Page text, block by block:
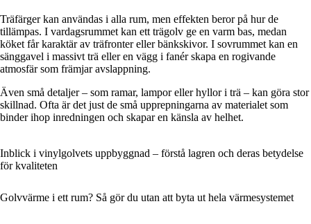
Träfärger kan användas i alla rum, men effekten beror på hur de
tillämpas. I vardagsrummet kan ett trägolv ge en varm bas, medan
köket får karaktär av träfronter eller bänkskivor. I sovrummet kan en
sänggavel i massivt trä eller en vägg i fanér skapa en rogivande
atmosfär som främjar avslappning.
Även små detaljer – som ramar, lampor eller hyllor i trä – kan göra stor
skillnad. Ofta är det just de små upprepningarna av materialet som
binder ihop inredningen och skapar en känsla av helhet.
Inblick i vinylgolvets uppbyggnad – förstå lagren och deras betydelse
för kvaliteten
Golvvärme i ett rum? Så gör du utan att byta ut hela värmesystemet